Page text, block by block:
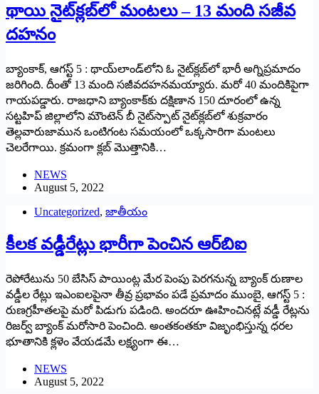
థాయి నైట్‌క్లబ్‌లో మంటలు – 13 మంది సజీవ
దహనం
బ్యాంకాక్‌, ఆగస్ట్ 5 : ‌థాయ్‌లాండ్‌లోని ఓ నైట్‌క్లబ్‌లో భారీ అగ్నిప్రమాదం
జరిగింది. దీంతో 13 మంది సజీవదహనమయ్యారు. మరో 40 మందికిపైగా
గాయపడ్డారు. రాజధాని బ్యాంకాక్‌కు దక్షిణాన 150 దూరంలో ఉన్న
సట్టహిప్‌ ‌జిల్లాలోని మౌంటెన్‌ ‌బీ నైట్‌స్పాట్‌ ‌నైట్‌క్లబ్‌లో శుక్రవారం
తెల్లవారుజామున ఒంటిగంట సమయంలో ఒక్కసారిగా మంటలు
చెలరేగాయి. క్రమంగా క్లబ్‌ ‌మొత్తానికి…
NEWS
August 5, 2022
Uncategorized, జాతీయం
కీలక వడ్డీరేట్లు భారీగా పెంచిన ఆర్‌బిఐ
రెపోరేటును 50 బేసిస్‌ ‌పాయింట్ల మేర పెంపు పెరగనున్న బ్యాంక్‌ ‌రుణాల
వడ్డీల రేట్లు ఇఎంఐలపైనా తీవ్ర ప్రభావం పడే ప్రమాదం ముంబై, ఆగస్ట్ 5 :
‌రుణగ్రహీతలపై మరో పిడుగు పడింది. అందరూ ఊహించినట్లే వడ్డీ రేట్లను
రిజర్వ్ ‌బ్యాంక్‌ ‌మరోసారి పెంచింది. అంతకంతకూ విజృంభిస్తున్న ధరల
భూతానికి క్లళెం వేయడమే లక్ష్యంగా ఈ…
NEWS
August 5, 2022